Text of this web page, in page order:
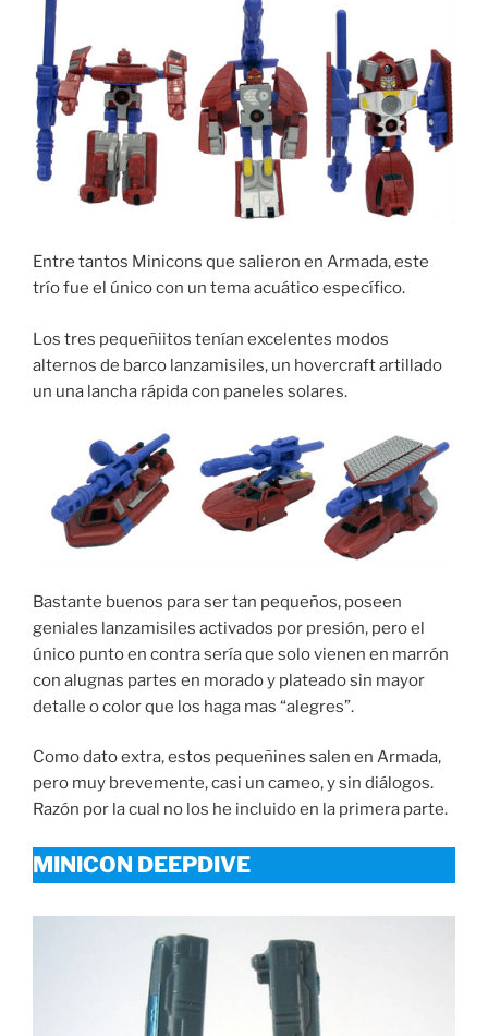
Entre tantos Minicons que salieron en Armada, este
trío fue el único con un tema acuático específico.
Los tres pequeñiitos tenían excelentes modos
alternos de barco lanzamisiles, un hovercraft artillado
un una lancha rápida con paneles solares.
Bastante buenos para ser tan pequeños, poseen
geniales lanzamisiles activados por presión, pero el
único punto en contra sería que solo vienen en marrón
con alugnas partes en morado y plateado sin mayor
detalle o color que los haga mas “alegres”.
Como dato extra, estos pequeñines salen en Armada,
pero muy brevemente, casi un cameo, y sin diálogos.
Razón por la cual no los he incluido en la primera parte.
MINICON DEEPDIVE